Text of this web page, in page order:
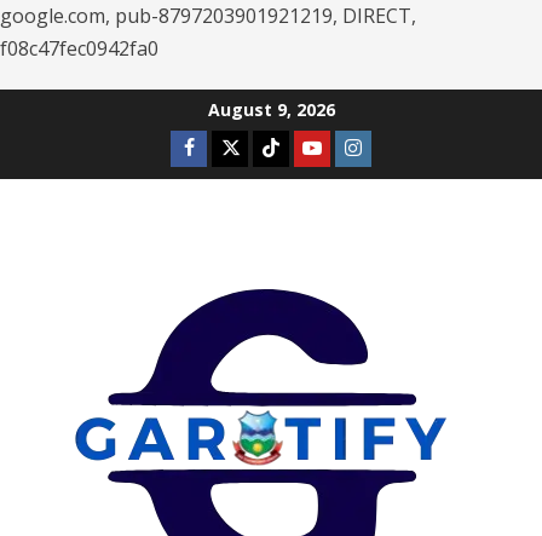
google.com, pub-8797203901921219, DIRECT,
f08c47fec0942fa0
August 9, 2026
Facebook
TwitterTiktokYoutubeInstagram